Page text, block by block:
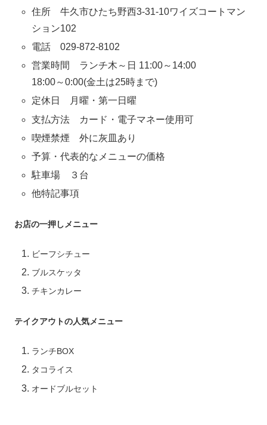
住所 牛久市ひたち野西3-31-10ワイズコートマン
ション102
電話 029-872-8102
営業時間 ランチ木～日 11:00～14:00
18:00～0:00(金土は25時まで)
定休日 月曜・第一日曜
支払方法 カード・電子マネー使用可
喫煙禁煙 外に灰皿あり
予算・代表的なメニューの価格
駐車場 ３台
他特記事項
お店の一押しメニュー
ビーフシチュー
ブルスケッタ
チキンカレー
テイクアウトの人気メニュー
ランチBOX
タコライス
オードブルセット